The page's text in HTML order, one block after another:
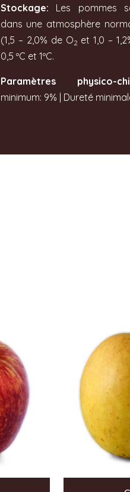
Stockage: Les pommes
dans une atmosphère
(1,5 – 2,0% de O2 et 1,0 –
0,5 ºC et 1ºC.
Paramètres physico-
minimum: 9% | Dureté